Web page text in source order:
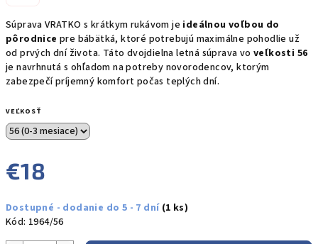
Súprava VRATKO s krátkym rukávom je ideálnou voľbou do
pôrodnice pre bábätká, ktoré potrebujú maximálne pohodlie už
od prvých dní života. Táto dvojdielna letná súprava vo veľkosti 56
je navrhnutá s ohľadom na potreby novorodencov, ktorým
zabezpečí príjemný komfort počas teplých dní.
VEĽKOSŤ
€18
cena:
Dostupné - dodanie do 5 - 7 dní (1 ks)
Kód: 1964/56